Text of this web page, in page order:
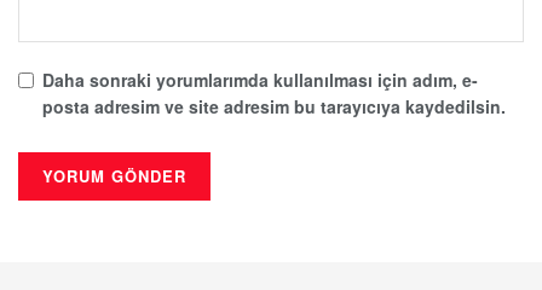
Daha sonraki yorumlarımda kullanılması için adım, e-
posta adresim ve site adresim bu tarayıcıya kaydedilsin.